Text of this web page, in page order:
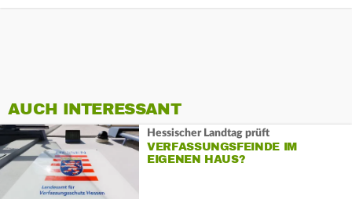
AUCH INTERESSANT
Hessischer Landtag prüft
VERFASSUNGSFEINDE IM
EIGENEN HAUS?